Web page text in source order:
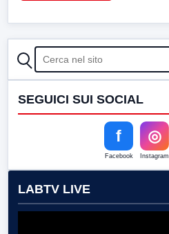
CERCA
SEGUICI SUI SOCIAL
f
Facebook
◎
Instagram
LABTV LIVE